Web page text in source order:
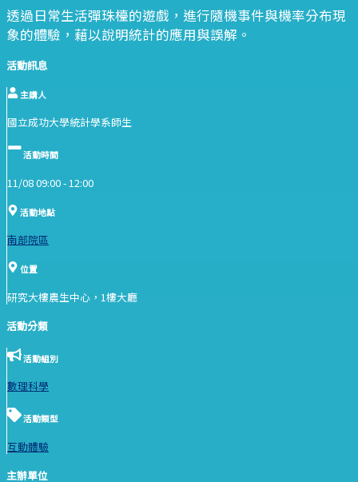
透過日常生活彈珠檯的遊戲，進行隨機事件與機率分布現
象的體驗，藉以說明統計的應用與誤解。
活動訊息
主講人
國立成功大學統計學系師生
活動時間
11/08 09:00 -12:00
活動地點
南部院區
位置
研究大樓農生中心，1樓大廳
活動分類
活動組別
數理科學
活動類型
互動體驗
主辦單位